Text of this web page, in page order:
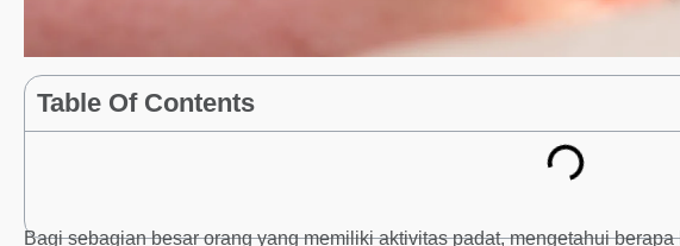
Table Of Contents
Bagi sebagian besar orang yang memiliki aktivitas padat, mengetahui